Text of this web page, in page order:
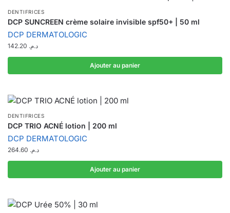
DENTIFRICES
DCP SUNCREEN crème solaire invisible spf50+ | 50 ml
DCP DERMATOLOGIC
د.م.
Ajouter au panier
DENTIFRICES
DCP TRIO ACNÉ lotion | 200 ml
DCP DERMATOLOGIC
د.م.
Ajouter au panier